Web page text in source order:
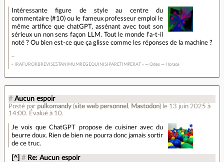
Intéressante figure de style au centre du
commentaire (#10) ou le fameux professeur emploi le
même artifice que chatGPT, assénant avec tout son
sérieux un non sens façon LLM. Tout le monde l'a-t-il
noté ? Ou bien est-ce que ça glisse comme les réponses de la machine ?
« IRAFURORBREVISESTANIMUMREGEQUINISIPARETIMPERAT » — Odes — Horace
# Aucun espoir
Posté par pulkomandy (site web personnel , Mastodon) le 13 juin 2025 à
14:00. Évalué à 10.
Je vois que ChatGPT propose de cuisiner avec du
beurre doux. Rien de bien ne pourra donc jamais sortir
de ce truc.
[^] # Re: Aucun espoir